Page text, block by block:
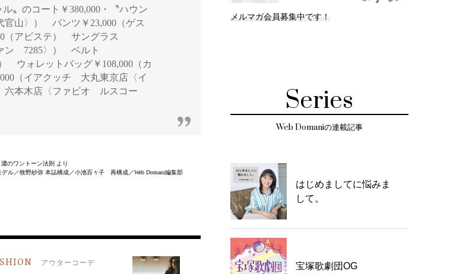
〟のコート￥380,000・〝ハウン
官山〉） パンツ￥23,000（ゲス
（アビステ） サングラス
ン 7285〉） ベルト
ウォレットバッグ￥108,000（カ
（イアクッチ 大丸東京店〈イ
本木店〈ファビオ ルスコー
のワントーン法則 より
ル／牧野紗弥 本誌構成／小池百々子 再構成／Web Domani編集部
アウターコーデ
メルマガ会員募集中です！
Series
Web Domaniの連載記事
はじめましてに悩みま
して。
宝塚歌劇団OG